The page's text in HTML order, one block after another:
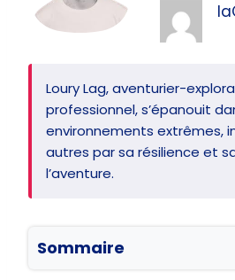
Loury Lag, aventurier-
professionnel, s’épanouit
environnements extrêmes,
autres par sa résilience et
l’aventure.
Sommaire